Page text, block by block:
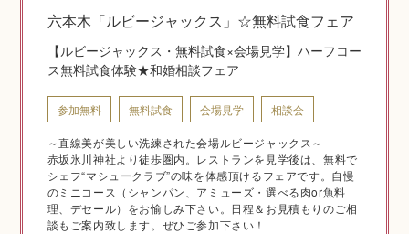
神前式とは
六本木「ルビージャックス」☆無料試食フェア
【ルビージャックス・無料試食×会場見学】ハーフコー
ス無料試食体験★和婚相談フェア
参加無料 無料試食 会場見学 相談会
～直線美が美しい洗練された会場ルビージャックス～
赤坂氷川神社より徒歩圏内。レストランを見学後は、無料で
シェフ“マシュークラブ”の味を体感頂けるフェアです。自慢
のミニコース（シャンパン、アミューズ・選べる肉or魚料
理、デセール）をお愉しみ下さい。日程＆お見積もりのご相
談もご案内致します。ぜひご参加下さい！